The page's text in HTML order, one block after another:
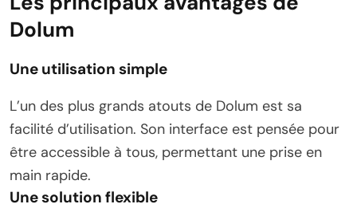
Dolum
Une utilisation simple
L’un des plus grands atouts de Dolum est sa
facilité d’utilisation. Son interface est pensée pour
être accessible à tous, permettant une prise en
main rapide.
Une solution flexible